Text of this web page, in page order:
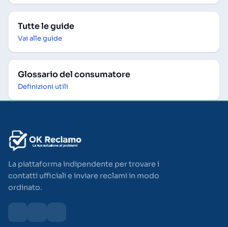
Tutte le guide
Vai alle guide
Glossario del consumatore
Definizioni utili
La piattaforma indipendente per trovare i
contatti ufficiali e inviare reclami in modo
ordinato.